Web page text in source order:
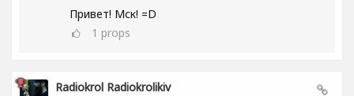
Привет! Мск! =D
1 props
Radiokrol Radiokrolikiv